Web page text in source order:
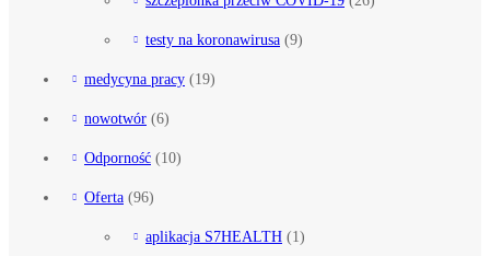
testy na koronawirusa (9)
medycyna pracy (19)
nowotwór (6)
Odporność (10)
Oferta (96)
aplikacja S7HEALTH (1)